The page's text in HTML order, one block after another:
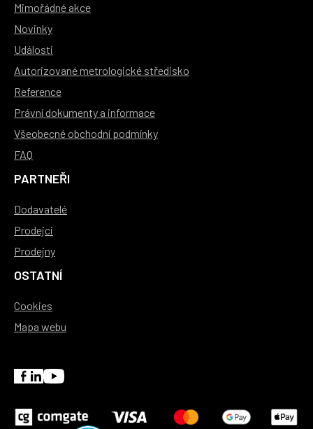
Mimořádné akce
Novinky
Události
Autorizované metrologické středisko
Reference
Právní dokumenty a informace
Všeobecné obchodní podmínky
FAQ
PARTNEŘI
Dodavatelé
Prodejci
Prodejny
OSTATNÍ
Cookies
Mapa webu